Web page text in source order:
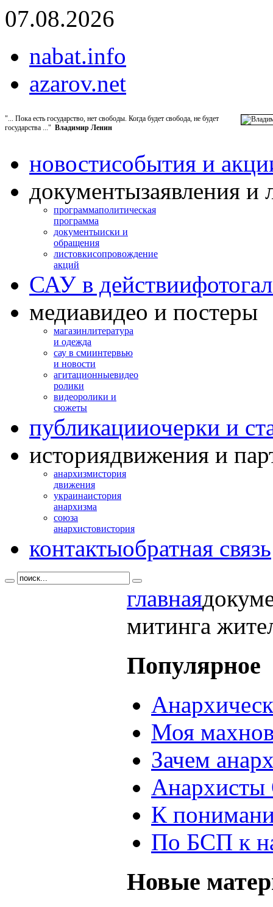
07.08.2026
nabat.info
azarov.net
"... Пока есть государство, нет свободы. Когда будет свобода, не будет
государства ..." Владимир Ленин
новостисобытия и
документызаявления и
программаполитическая
программа
документыиски и
обращения
листовкисопровождение
акций
САУ в действии
медиавидео и постеры
магазинлитература
и одежда
сау в смиинтервью
и новости
агитационныевидео
ролики
видеоролики и
сюжеты
публикацииочерки и
историядвижения и
анархизмистория
движения
украинаистория
анархизма
союза
анархистовистория
контактыобратная связь
главная
митинга
Популярное
Моя
Зачем
Анархисты
К
По БСП к
Новые